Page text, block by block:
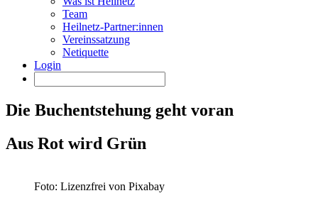
Team
Heilnetz-Partner:innen
Vereinssatzung
Netiquette
Login
Die Buchentstehung geht voran
Aus Rot wird Grün
Foto: Lizenzfrei von Pixabay